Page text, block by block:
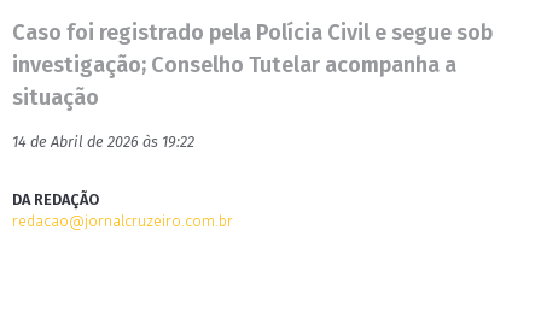
Caso foi registrado pela Polícia Civil e segue sob
investigação; Conselho Tutelar acompanha a
situação
14 de Abril de 2026 às 19:22
DA REDAÇÃO
redacao@jornalcruzeiro.com.br